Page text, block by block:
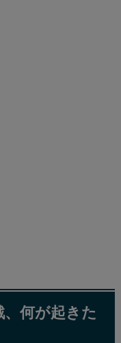
何が起きた